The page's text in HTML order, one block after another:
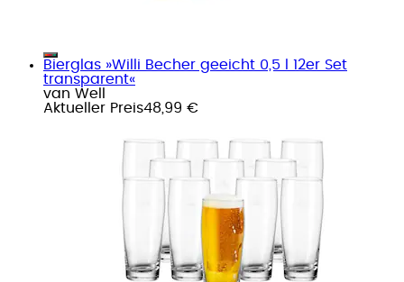
Bierglas »Willi Becher geeicht 0,5 l 12er Set
transparent«
van Well
Aktueller Preis48,99 €